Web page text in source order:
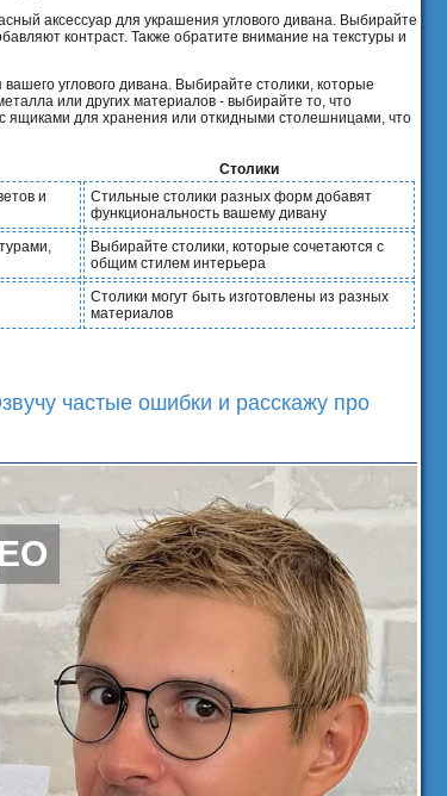
аксессуар для украшения углового дивана. Выбирайте
контраст. Также обратите внимание на текстуры и
углового дивана. Выбирайте столики, которые
или других материалов - выбирайте то, что
ящиками для хранения или откидными столешницами, что
Столики
и
Стильные столики разных форм добавят
функциональность вашему дивану
Выбирайте столики, которые сочетаются с
общим стилем интерьера
Столики могут быть изготовлены из разных
материалов
частые ошибки и расскажу про